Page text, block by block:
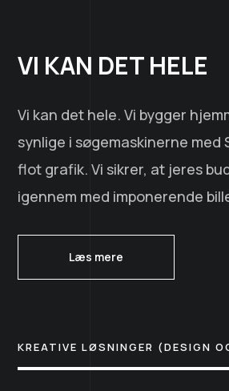
VI KAN DET HELE
Vi kan det hele. Vi bygger
synlige i søgemaskinerne med
flot grafik. Vi sikrer, at jeres
igennem med imponerende
Læs mere
KREATIVE LØSNINGER (DESIGN